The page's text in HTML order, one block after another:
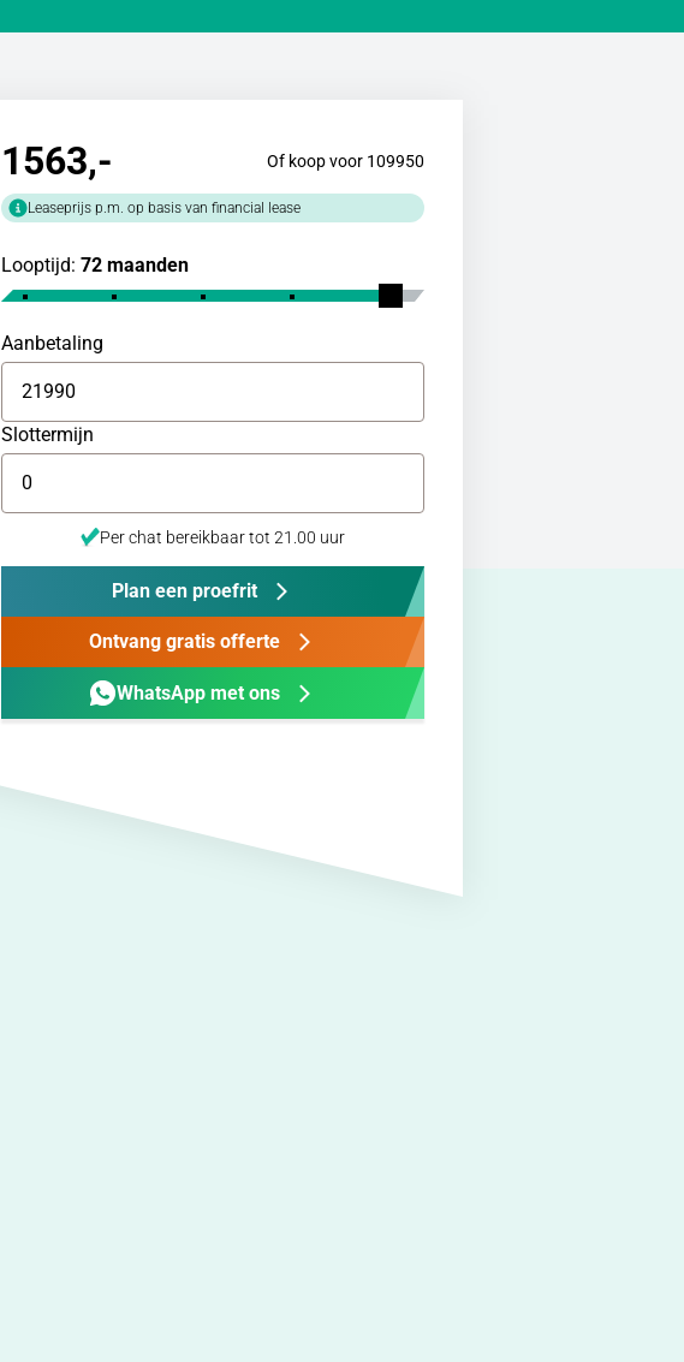
1563,- Of koop voor 109950
Leaseprijs p.m. op basis van financial lease
Looptijd: 72 maanden
Aanbetaling
Slottermijn
Per chat bereikbaar tot 21.00 uur
Plan een proefrit
Ontvang gratis offerte
WhatsApp met ons